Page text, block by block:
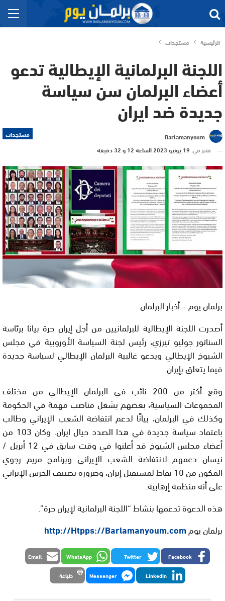
الرئيسية مستجدات
اللجنة البرلمانية الإيطالية تدعو
أعضاء البرلمان سن سياسة
جديدة ضد ايران
مستجدات
Barlamanyoum
نشر في 19 يونيو 2023 الساعة 12 و 32 دقيقة
برلمان يوم – أخبار البرلمان
أصدرت اللجنة الإيطالية للبرلمانيين من أجل إيران حرة بيانا برئاسة
السناتور جوليو تيرزي، رئيس لجنة السياسة الأوروبية في مجلس
الشيوخ الإيطالي ويدعو غالبية البرلمان الإيطالي لسياسة جديدة
فيما يتعلق بإيران.
وقع أكثر من 200 نائب في البرلمان الإيطالي من مختلف
المجموعات السياسية، بعضهم يشغل مناصب مهمة في الحكومة
وكذلك في البرلمان، بيانًا لدعم انتفاضة الشعب الإيراني وطالب
باعتماد سياسة جديدة في هذا الصدد حيال ايران. وكان 103 من
أعضاء مجلس الشيوخ قد أعلنوا في وقت سابق في 12 أبريل /
نيسان دعمهم لانتفاضة الشعب الإيراني وبرنامج مريم رجوي
المكون من 10 نقاط لمستقبل إيران، وضرورة تصنيف الحرس الإيراني
على أنه منظمة إرهابية.
هذه الدعوة تدعمها بنشاط “اللجنة البرلمانية لإيران حرة”.
برلمان يومhttp://Htpps://Barlamanyoum.com
Facebook
Twitter
WhatsApp
Email
LinkedIn
Messenger طباعة